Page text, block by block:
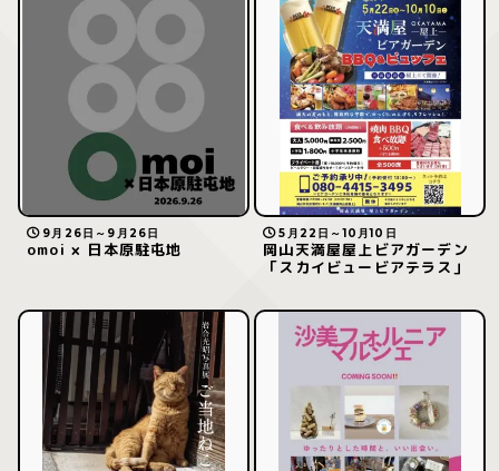
9月26日～9月26日
omoi × 日本原駐屯地
5月22日～10月10日
岡山天満屋屋上ビアガーデン
「スカイビュービアテラス」